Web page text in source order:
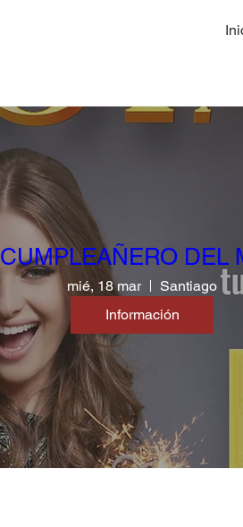
CUMPLEAÑERO DEL
mié, 18 mar
Santiago
Información